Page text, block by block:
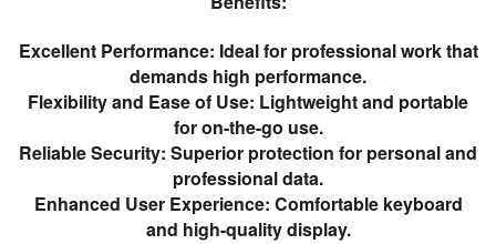
Excellent Performance: Ideal for professional work that
demands high performance.
Flexibility and Ease of Use: Lightweight and portable
for on-the-go use.
Reliable Security: Superior protection for personal and
professional data.
Enhanced User Experience: Comfortable keyboard
and high-quality display.